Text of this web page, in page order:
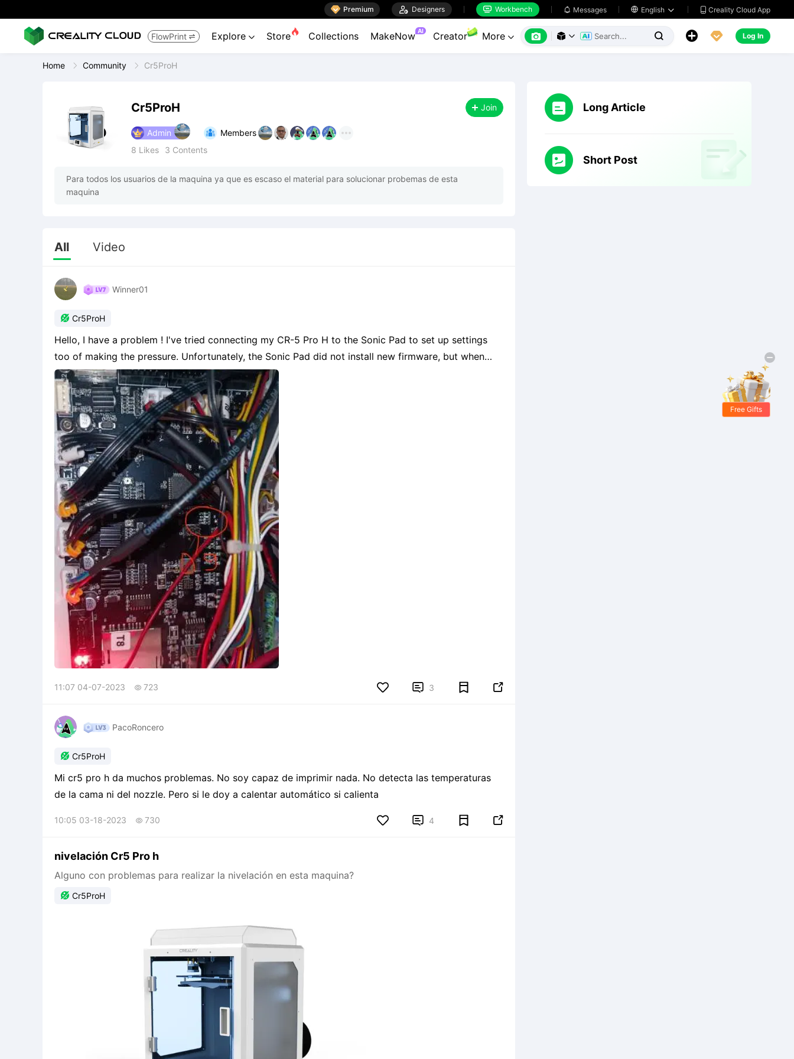
 Premium  Designers  Workbench  Messages  English   Creality Cloud App
FlowPrint  Explore  Store Collections MakeNow AI Creator More        Log In
Home Community Cr5ProH
Cr5ProH Join
Admin
Members
8 Likes 3 Contents
Para todos los usuarios de la maquina ya que es escaso el material para solucionar probemas de esta
maquina
All Video
Winner01
 Cr5ProH
Hello, I have a problem ! I've tried connecting my CR-5 Pro H to the Sonic Pad to set up settings
too of making the pressure. Unfortunately, the Sonic Pad did not install new firmware, but when
trying overwritten my current firmware. When trying to install the current CR-5 Pro H firmware via
the SD
11:07 04-07-2023  723  3 
PacoRoncero
 Cr5ProH
Mi cr5 pro h da muchos problemas. No soy capaz de imprimir nada. No detecta las temperaturas
de la cama ni del nozzle. Pero si le doy a calentar automático si calienta
10:05 03-18-2023  730  4 
nivelación Cr5 Pro h
Alguno con problemas para realizar la nivelación en esta maquina?
 Cr5ProH
Long Article
Short Post
Free Gifts